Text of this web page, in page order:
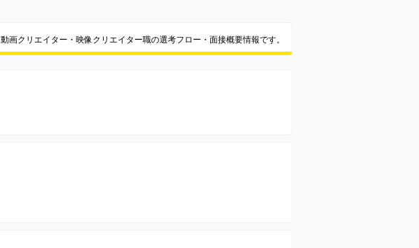
動画クリエイター・映像クリエイター職の選考フロー・面接概要情報です。